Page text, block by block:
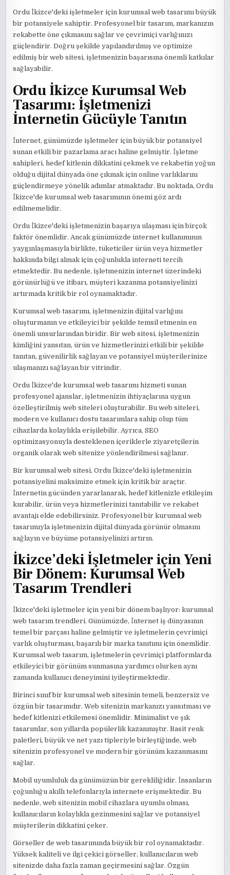
Ordu İkizce'deki işletmeler için kurumsal web tasarımı büyük
bir potansiyele sahiptir. Profesyonel bir tasarım, markanızın
rekabette öne çıkmasını sağlar ve çevrimiçi varlığınızı
güçlendirir. Doğru şekilde yapılandırılmış ve optimize
edilmiş bir web sitesi, işletmenizin başarısına önemli katkılar
sağlayabilir.
Ordu İkizce Kurumsal Web
Tasarımı: İşletmenizi
İnternetin Gücüyle Tanıtın
İnternet, günümüzde işletmeler için büyük bir potansiyel
sunan etkili bir pazarlama aracı haline gelmiştir. İşletme
sahipleri, hedef kitlenin dikkatini çekmek ve rekabetin yoğun
olduğu dijital dünyada öne çıkmak için online varlıklarını
güçlendirmeye yönelik adımlar atmaktadır. Bu noktada, Ordu
İkizce'de kurumsal web tasarımının önemi göz ardı
edilmemelidir.
Ordu İkizce'deki işletmenizin başarıya ulaşması için birçok
faktör önemlidir. Ancak günümüzde internet kullanımının
yaygınlaşmasıyla birlikte, tüketiciler ürün veya hizmetler
hakkında bilgi almak için çoğunlukla interneti tercih
etmektedir. Bu nedenle, işletmenizin internet üzerindeki
görünürlüğü ve itibarı, müşteri kazanma potansiyelinizi
artırmada kritik bir rol oynamaktadır.
Kurumsal web tasarımı, işletmenizin dijital varlığını
oluşturmanın ve etkileyici bir şekilde temsil etmenin en
önemli unsurlarından biridir. Bir web sitesi, işletmenizin
kimliğini yansıtan, ürün ve hizmetlerinizi etkili bir şekilde
tanıtan, güvenilirlik sağlayan ve potansiyel müşterilerinize
ulaşmanızı sağlayan bir vitrindir.
Ordu İkizce'de kurumsal web tasarımı hizmeti sunan
profesyonel ajanslar, işletmenizin ihtiyaçlarına uygun
özelleştirilmiş web siteleri oluşturabilir. Bu web siteleri,
modern ve kullanıcı dostu tasarımlara sahip olup tüm
cihazlarda kolaylıkla erişilebilir. Ayrıca, SEO
optimizasyonuyla desteklenen içeriklerle ziyaretçilerin
organik olarak web sitenize yönlendirilmesi sağlanır.
Bir kurumsal web sitesi, Ordu İkizce'deki işletmenizin
potansiyelini maksimize etmek için kritik bir araçtır.
İnternetin gücünden yararlanarak, hedef kitlenizle etkileşim
kurabilir, ürün veya hizmetlerinizi tanıtabilir ve rekabet
avantajı elde edebilirsiniz. Profesyonel bir kurumsal web
tasarımıyla işletmenizin dijital dünyada görünür olmasını
sağlayın ve büyüme potansiyelinizi artırın.
İkizce’deki İşletmeler için Yeni
Bir Dönem: Kurumsal Web
Tasarım Trendleri
İkizce'deki işletmeler için yeni bir dönem başlıyor: kurumsal
web tasarım trendleri. Günümüzde, İnternet iş dünyasının
temel bir parçası haline gelmiştir ve işletmelerin çevrimiçi
varlık oluşturması, başarılı bir marka tanıtımı için önemlidir.
Kurumsal web tasarım, işletmelerin çevrimiçi platformlarda
etkileyici bir görünüm sunmasına yardımcı olurken aynı
zamanda kullanıcı deneyimini iyileştirmektedir.
Birinci sınıf bir kurumsal web sitesinin temeli, benzersiz ve
özgün bir tasarımdır. Web sitenizin markanızı yansıtması ve
hedef kitlenizi etkilemesi önemlidir. Minimalist ve şık
tasarımlar, son yıllarda popülerlik kazanmıştır. Basit renk
paletleri, büyük ve net yazı tipleriyle birleştiğinde, web
sitenizin profesyonel ve modern bir görünüm kazanmasını
sağlar.
Mobil uyumluluk da günümüzün bir gerekliliğidir. İnsanların
çoğunluğu akıllı telefonlarıyla internete erişmektedir. Bu
nedenle, web sitenizin mobil cihazlara uyumlu olması,
kullanıcıların kolaylıkla gezinmesini sağlar ve potansiyel
müşterilerin dikkatini çeker.
Görseller de web tasarımında büyük bir rol oynamaktadır.
Yüksek kaliteli ve ilgi çekici görseller, kullanıcıların web
sitenizde daha fazla zaman geçirmesini sağlar. Özgün